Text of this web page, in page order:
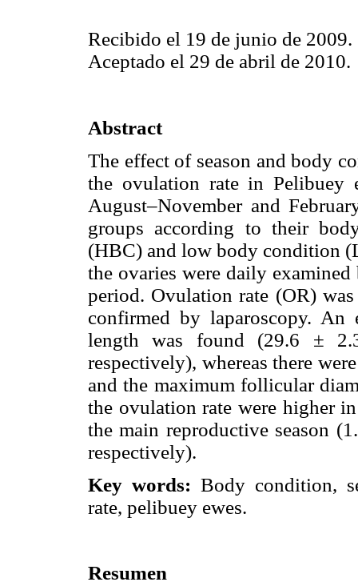
Recibido el 19 de junio de 2009.
Aceptado el 29 de abril de 2010.
Abstract
The effect of season and body
the ovulation rate in Pelibuey
August–November and
groups according to their
(HBC) and low body condition
the ovaries were daily
period. Ovulation rate (OR)
confirmed by laparoscopy.
length was found (29.6 ±
respectively), whereas there
and the maximum follicular
the ovulation rate were higher
the main reproductive season
respectively).
Key words: Body condition,
rate, pelibuey ewes.
Resumen